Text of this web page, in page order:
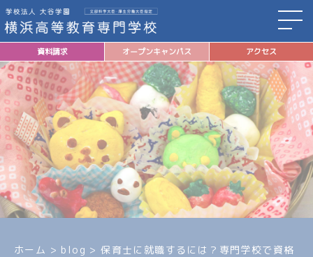
資料請求 オープンキャンパス アクセス
ホーム > blog >保育士に就職するには？専門学校で資格